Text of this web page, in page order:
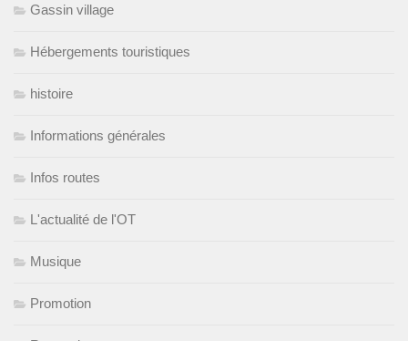
Gassin village
Hébergements touristiques
histoire
Informations générales
Infos routes
L'actualité de l'OT
Musique
Promotion